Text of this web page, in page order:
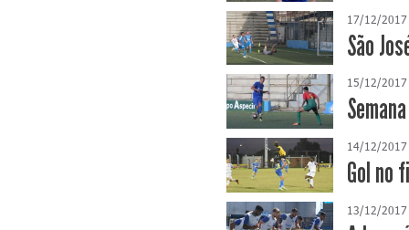
17/12/2017
São
15/12/2017
14/12/2017
Gol no
13/12/2017